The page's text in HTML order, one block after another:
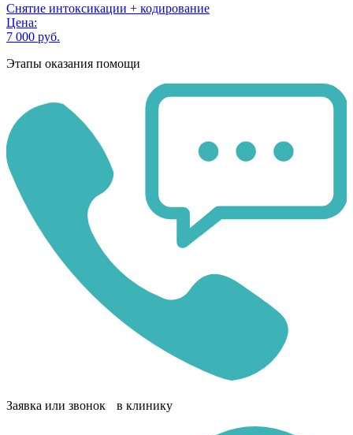
Снятие интоксикации + кодирование
Цена:
7 000 руб.
Этапы оказания помощи
Заявка или звонок в клинику